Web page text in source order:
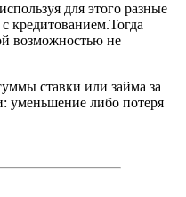
для этого разные
кредитованием.Тогда
возможностью не
ставки или займа за
уменьшение либо потеря